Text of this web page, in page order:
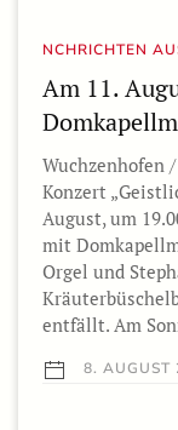
NCHRICHTEN
Am 11.
Wuchzenhofen
Konzert
August, um
mit
Orgel und
entfällt. Am
8. AUGUST